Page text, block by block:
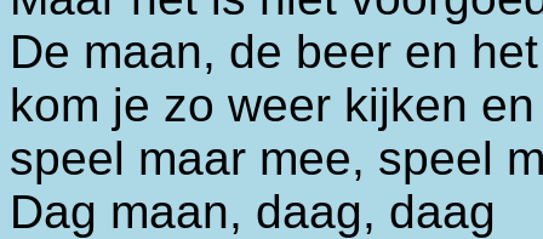
De maan, de beer en
kom je zo weer kijken
speel maar mee, speel
Dag maan, daag, daag